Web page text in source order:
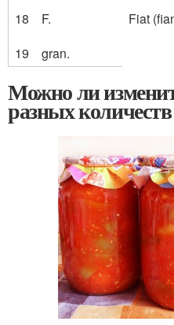
18
F. Fiat
19
gran.
Можно ли
разных количеств